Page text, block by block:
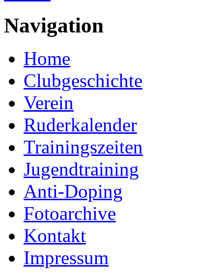
Navigation
Home
Clubgeschichte
Verein
Ruderkalender
Trainingszeiten
Jugendtraining
Anti-Doping
Fotoarchive
Kontakt
Impressum